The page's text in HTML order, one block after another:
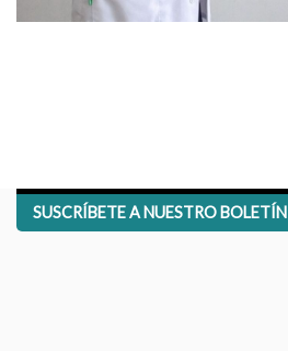
SUSCRÍBETE A NUESTRO BOLETÍN